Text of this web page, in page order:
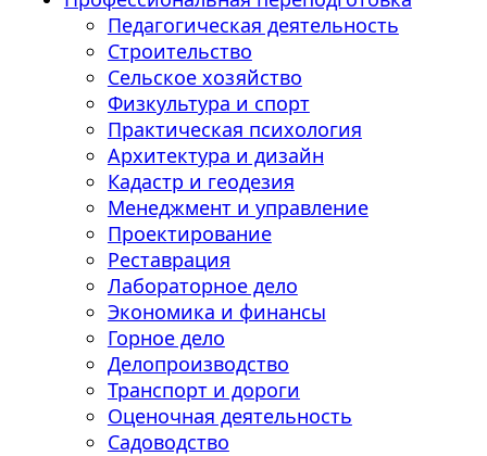
Педагогическая деятельность
Строительство
Сельское хозяйство
Физкультура и спорт
Практическая психология
Архитектура и дизайн
Кадастр и геодезия
Менеджмент и управление
Проектирование
Реставрация
Лабораторное дело
Экономика и финансы
Горное дело
Делопроизводство
Транспорт и дороги
Оценочная деятельность
Садоводство